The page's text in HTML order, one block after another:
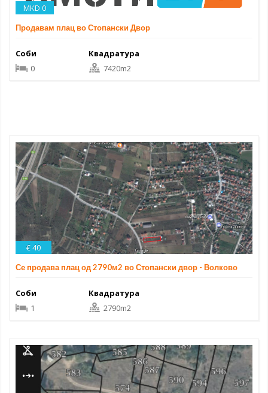
MKD 0
Продавам плац во Стопански Двор
Соби
0
Квадратура
7420m2
€ 40
Се продава плац од 2790м2 во Стопански двор - Волково
Соби
1
Квадратура
2790m2